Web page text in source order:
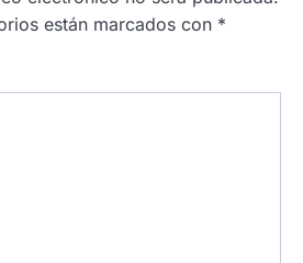
están marcados con *